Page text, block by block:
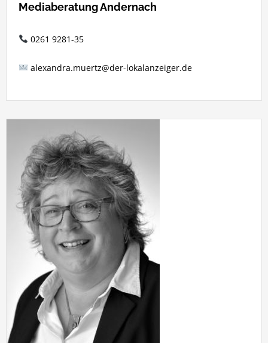
Mediaberatung Andernach
0261 9281-35
alexandra.muertz@der-lokalanzeiger.de